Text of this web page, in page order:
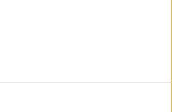
Visão Se7e